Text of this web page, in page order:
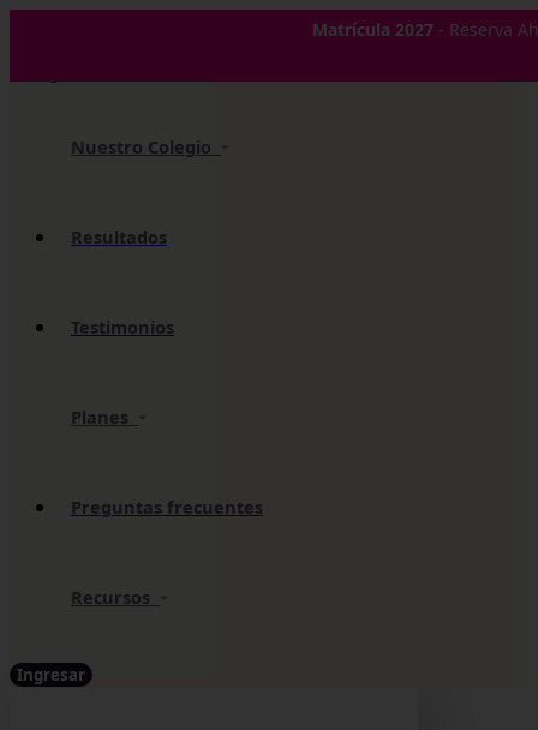
Matrícula 2027- Reserva
Nuestro Colegio
Resultados
Testimonios
Planes
Preguntas frecuentes
Recursos
Ingresar
✕